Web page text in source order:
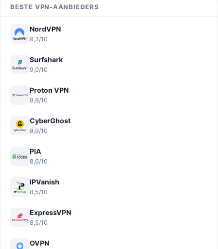
BESTE VPN-AANBIEDERS
NordVPN
9,3/10
Surfshark
9,0/10
Proton VPN
8,9/10
CyberGhost
8,9/10
PIA
8,6/10
IPVanish
8,5/10
ExpressVPN
8,5/10
OVPN